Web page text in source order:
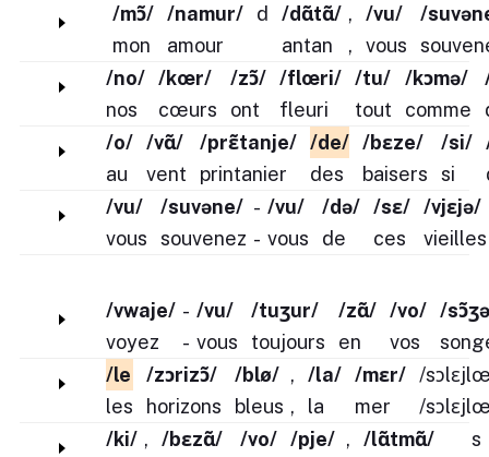
/mɔ̃/
mon
/namur/
amour
d
/dɑ̃tɑ̃/
antan
,
,
/vu/
vous
/
/no/
nos
/kœr/
cœurs
/zɔ̃/
ont
/flœri/
fleuri
/tu/
tout
/kɔmə/
comme
/o/
au
/vɑ̃/
vent
/prɛ̃tanje/
printanier
/de/
des
/bɛze/
baisers
/si/
si
/vu/
vous
/suvəne/
souvenez
-
-
/vu/
vous
/də/
de
/sɛ/
ces
/vjɛjə/
vieilles
/vwaje/
voyez
-
-
/vu/
vous
/tuʒur/
toujours
/zɑ̃/
en
/vo/
vos
/
/le
les
/zɔrizɔ̃/
horizons
/blø/
bleus
,
,
/la/
la
/mɛr/
mer
/
/
/ki/ ,
/bɛzɑ̃/
/vo/ /pje/ ,
/lɑ̃tmɑ̃/
s